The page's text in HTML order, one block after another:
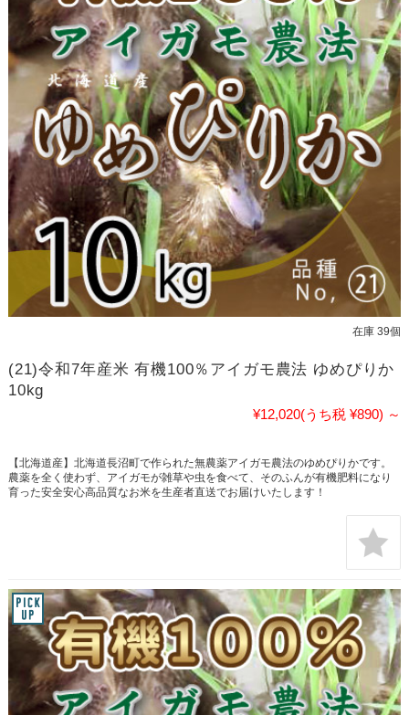
在庫 39個
(21)令和7年産米 有機100％アイガモ農法 ゆめぴりか
10kg
¥12,020(うち税 ¥890) ～
【北海道産】北海道長沼町で作られた無農薬アイガモ農法のゆめぴりかです。
農薬を全く使わず、アイガモが雑草や虫を食べて、そのふんが有機肥料になり
育った安全安心高品質なお米を生産者直送でお届けいたします！